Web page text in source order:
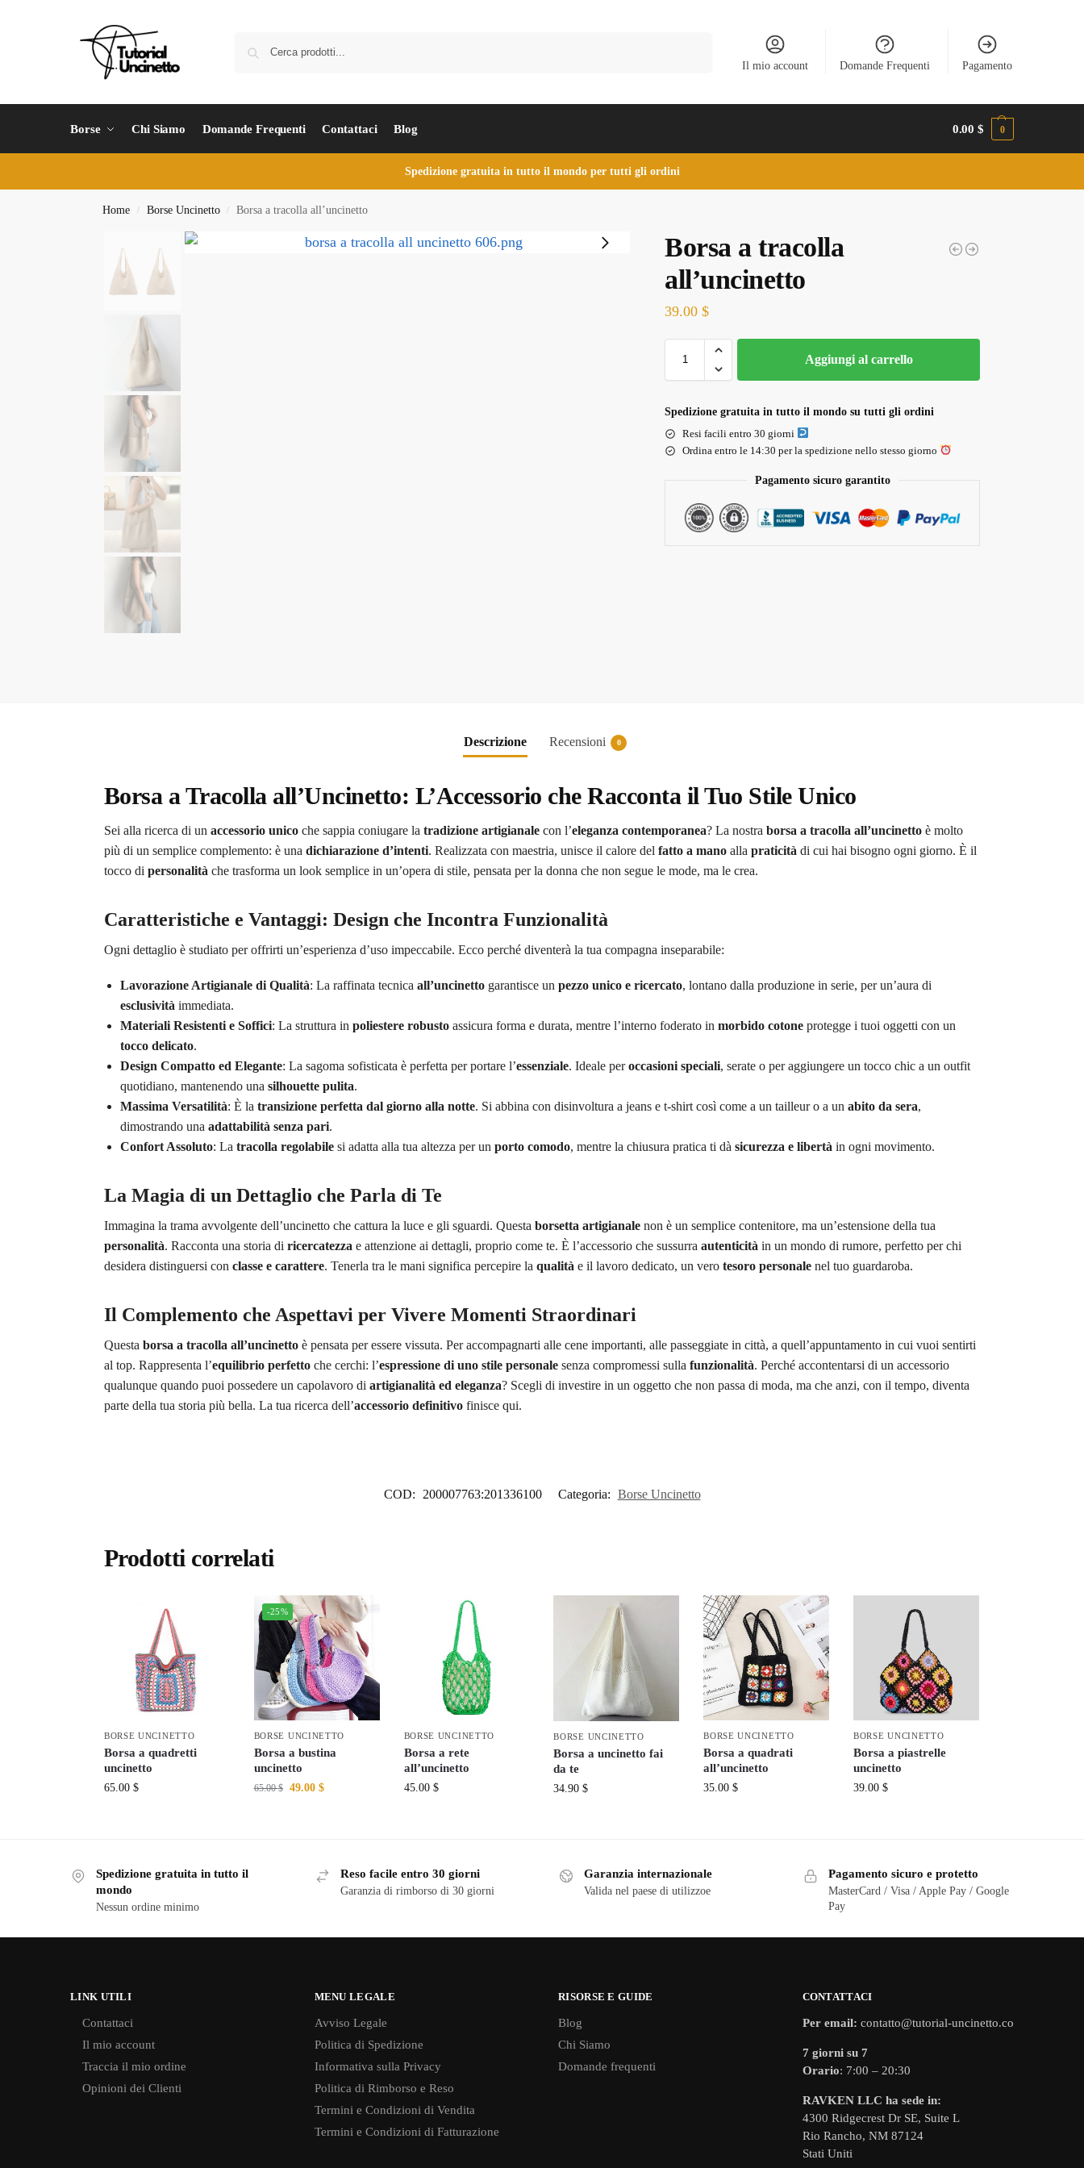
Il mio account Domande Frequenti Pagamento
Borse Chi Siamo Domande Frequenti Contattaci Blog 0.00$ 0
Spedizione gratuita in tutto il mondo per tutti gli ordini
Home / Borse Uncinetto / Borsa a tracolla all’uncinetto
Borsa a tracolla
all’uncinetto
39.00$
Aggiungi al carrello
Spedizione gratuita in tutto il mondo su tutti gli ordini
Resi facili entro 30 giorni
Ordina entro le 14:30 per la spedizione nello stesso giorno
Pagamento sicuro garantito
Descrizione Recensioni 0
Borsa a Tracolla all’Uncinetto: L’Accessorio che Racconta il Tuo Stile Unico
Sei alla ricerca di un accessorio unicoche sappia coniugare la tradizione artigianalecon l’eleganza contemporanea? La nostra borsa a tracolla all’uncinettoè molto
più di un semplice complemento: è una dichiarazione d’intenti. Realizzata con maestria, unisce il calore del fatto a manoalla praticità di cui hai bisogno ogni giorno. È il
tocco di personalità che trasforma un look semplice in un’opera di stile, pensata per la donna che non segue le mode, ma le crea.
Caratteristiche e Vantaggi: Design che Incontra Funzionalità
Ogni dettaglio è studiato per offrirti un’esperienza d’uso impeccabile. Ecco perché diventerà la tua compagna inseparabile:
Lavorazione Artigianale di Qualità: La raffinata tecnica all’uncinettogarantisce un pezzo unico e ricercato, lontano dalla produzione in serie, per un’aura di
esclusivitàimmediata.
Materiali Resistenti e Soffici: La struttura in poliestere robustoassicura forma e durata, mentre l’interno foderato in morbido cotoneprotegge i tuoi oggetti con un
tocco delicato.
Design Compatto ed Elegante: La sagoma sofisticata è perfetta per portare l’essenziale. Ideale peroccasioni speciali, serate o per aggiungere un tocco chic a un outfit
quotidiano, mantenendo una silhouette pulita.
Massima Versatilità: È la transizione perfetta dal giorno alla notte. Si abbina con disinvoltura a jeans e t-shirt così come a un tailleur o a un abito da sera,
dimostrando una adattabilità senza pari.
Confort Assoluto: La tracolla regolabilesi adatta alla tua altezza per un porto comodo, mentre la chiusura pratica ti dà sicurezza e libertàin ogni movimento.
La Magia di un Dettaglio che Parla di Te
Immagina la trama avvolgente dell’uncinetto che cattura la luce e gli sguardi. Questa borsetta artigianalenon è un semplice contenitore, ma un’estensione della tua
personalità. Racconta una storia di ricercatezza e attenzione ai dettagli, proprio come te. È l’accessorio che sussurra autenticità in un mondo di rumore, perfetto per chi
desidera distinguersi con classe e carattere. Tenerla tra le mani significa percepire la qualità e il lavoro dedicato, un vero tesoro personalenel tuo guardaroba.
Il Complemento che Aspettavi per Vivere Momenti Straordinari
Questa borsa a tracolla all’uncinettoè pensata per essere vissuta. Per accompagnarti alle cene importanti, alle passeggiate in città, a quell’appuntamento in cui vuoi sentirti
al top. Rappresenta l’equilibrio perfettoche cerchi: l’espressione di uno stile personalesenza compromessi sulla funzionalità. Perché accontentarsi di un accessorio
qualunque quando puoi possedere un capolavoro di artigianalità ed eleganza? Scegli di investire in un oggetto che non passa di moda, ma che anzi, con il tempo, diventa
parte della tua storia più bella. La tua ricerca dell’accessorio definitivofinisce qui.
COD: 200007763:201336100 Categoria: Borse Uncinetto
Prodotti correlati
BORSE UNCINETTO
Borsa a quadretti
uncinetto
65.00 $
-25%
BORSE UNCINETTO
Borsa a bustina
uncinetto
65.00$ 49.00 $
BORSE UNCINETTO
Borsa a rete
all’uncinetto
45.00 $
BORSE UNCINETTO
Borsa a uncinetto fai
da te
34.90$
BORSE UNCINETTO
Borsa a quadrati
all’uncinetto
35.00$
BORSE UNCINETTO
Borsa a piastrelle
uncinetto
39.00 $
Spedizione gratuita in tutto il
mondo
Nessun ordine minimo
Reso facile entro 30 giorni
Garanzia di rimborso di 30 giorni
Garanzia internazionale
Valida nel paese di utilizzoe
Pagamento sicuro e protetto
MasterCard / Visa / Apple Pay / Google
Pay
LINK UTILI
Contattaci
Il mio account
Traccia il mio ordine
Opinioni dei Clienti
MENU LEGALE
Avviso Legale
Politica di Spedizione
Informativa sulla Privacy
Politica di Rimborso e Reso
Termini e Condizioni di Vendita
Termini e Condizioni di Fatturazione
RISORSE E GUIDE
Blog
Chi Siamo
Domande frequenti
CONTATTACI
Per email: contatto@tutorial-uncinetto.co
7 giorni su 7
Orario: 7:00 – 20:30
RAVKEN LLC ha sede in:
4300 Ridgecrest Dr SE, Suite L
Rio Rancho, NM 87124
Stati Uniti